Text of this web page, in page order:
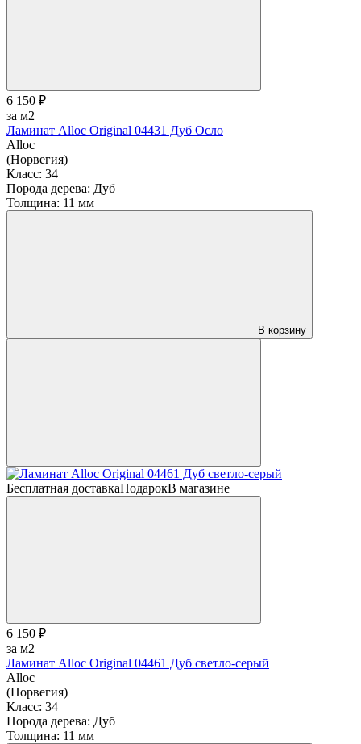
6 150 ₽
за м2
Ламинат Alloc Original 04431 Дуб Осло
Alloc
(Норвегия)
Класс: 34
Порода дерева: Дуб
Толщина: 11 мм
В корзину
Бесплатная доставкаПодарокВ магазине
6 150 ₽
за м2
Ламинат Alloc Original 04461 Дуб светло-серый
Alloc
(Норвегия)
Класс: 34
Порода дерева: Дуб
Толщина: 11 мм